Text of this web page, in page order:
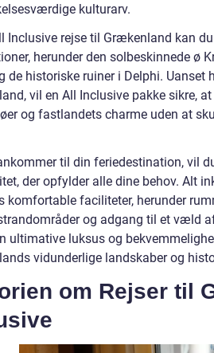
kulturarv.
Inclusive rejse til Grækenland kan
herunder den solbeskinnede ø
de historiske ruiner i Delphi. Uanset
vil en All Inclusive pakke sikre,
og fastlandets charme uden at
til din feriedestination, vil
der opfylder alle dine behov. Alt
komfortable faciliteter, herunder
og adgang til et væld
ultimative luksus og
vidunderlige landskaber og
om Rejser til